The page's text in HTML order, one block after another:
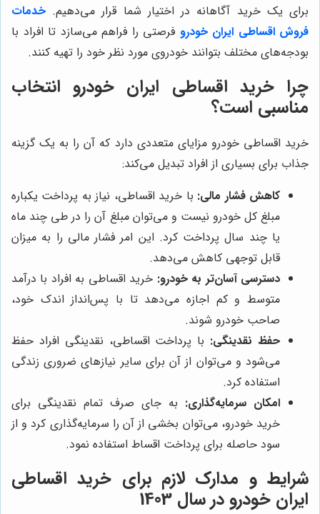
برای یک خرید آگاهانه در اختیار شما قرار می‌دهیم. خدمات
فروش اقساطی ایران خودرو فرصتی را فراهم می‌سازد تا افراد با
بودجه‌های مختلف بتوانند خودروی مورد نظر خود را تهیه کنند.
چرا خرید اقساطی ایران خودرو انتخاب
مناسبی است؟
خرید اقساطی خودرو مزایای متعددی دارد که آن را به یک گزینه
جذاب برای بسیاری از افراد تبدیل می‌کند:
کاهش فشار مالی: با خرید اقساطی، نیاز به پرداخت یکباره
مبلغ کل خودرو نیست و می‌توان مبلغ آن را در طی چند ماه
یا چند سال پرداخت کرد. این امر فشار مالی را به میزان
قابل توجهی کاهش می‌دهد.
دسترسی آسان‌تر به خودرو: خرید اقساطی به افراد با درآمد
متوسط و کم اجازه می‌دهد تا با پس‌انداز اندک خود،
صاحب خودرو شوند.
حفظ نقدینگی: با پرداخت اقساطی، نقدینگی افراد حفظ
می‌شود و می‌توان از آن برای سایر نیازهای ضروری زندگی
استفاده کرد.
امکان سرمایه‌گذاری: به جای صرف تمام نقدینگی برای
خرید خودرو، می‌توان بخشی از آن را سرمایه‌گذاری کرد و از
سود حاصله برای پرداخت اقساط استفاده نمود.
شرایط و مدارک لازم برای خرید اقساطی
ایران خودرو در سال 1403